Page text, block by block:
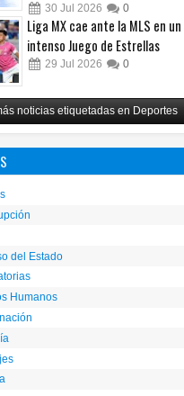
30 Jul 2026 0
Liga MX cae ante la MLS en un
intenso Juego de Estrellas
29 Jul 2026 0
México vence 2-0 a Costa Rica
y avanza a cuartos del
noticias etiquetadas en Deportes
del Estado
Humanos